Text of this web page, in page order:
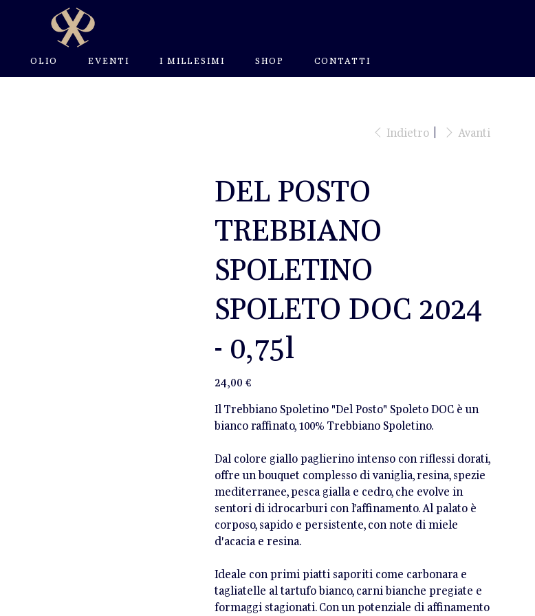
OLIO EVENTI I MILLESIMI SHOP CONTATTI
Indietro Avanti
DEL POSTO
TREBBIANO
SPOLETINO
SPOLETO DOC 2024
- 0,75l
24,00 €
Il Trebbiano Spoletino "Del Posto" Spoleto DOC è un
bianco raffinato, 100% Trebbiano Spoletino.
Dal colore giallo paglierino intenso con riflessi dorati,
offre un bouquet complesso di vaniglia, resina, spezie
mediterranee, pesca gialla e cedro, che evolve in
sentori di idrocarburi con l’affinamento. Al palato è
corposo, sapido e persistente, con note di miele
d'acacia e resina.
Ideale con primi piatti saporiti come carbonara e
tagliatelle al tartufo bianco, carni bianche pregiate e
formaggi stagionati. Con un potenziale di affinamento